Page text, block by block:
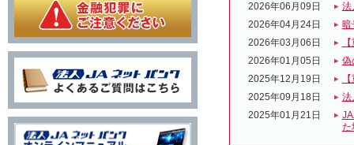
2026年06月09日
法
2026年04月24日
暗
2026年03月06日
2026年01月05日
偽
2025年12月19日
2025年09月18日
法
2025年01月21日
た